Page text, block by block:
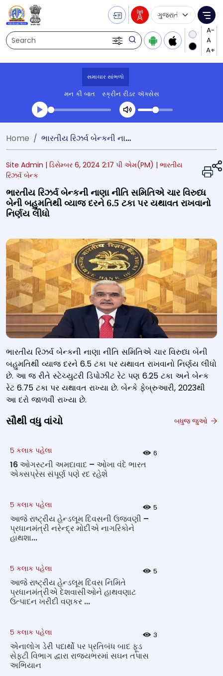
Search
Language
સમાચાર સાંભળો
મન કી બાત સ્ક્રીન રીડર ઍક્સેસ
Transcript summary
પ્લે ઓડિયો
Home ભારતીય રિઝર્વ બેન્કની નાણા નીતિ સમિતિએ ચાર વિરુધ્ધ બેની બહુમતિથી વ્યાજ દરને 6.5 ટકા પર યથાવત રાખવાનો નિર્ણય લીધો
Site Admin | ડિસેમ્બર 6, 2024 2:17 પી એમ(PM) | ભારતીય
રિઝર્વ બેન્ક
ભારતીય રિઝર્વ બેન્કની નાણા નીતિ સમિતિએ ચાર વિરુધ્ધ
બેની બહુમતિથી વ્યાજ દરને 6.5 ટકા પર યથાવત રાખવાનો
નિર્ણય લીધો
ભારતીય રિઝર્વ બેન્કની નાણા નીતિ સમિતિએ ચાર વિરુધ્ધ બેની
બહુમતિથી વ્યાજ દરને 6.5 ટકા પર યથાવત રાખવાનો નિર્ણય લીધો
છે. આ જ રીતે સ્ટેચ્યુટરી ડિપોઝીટ રેટ પણ 6.25 ટકા અને બેન્ક
રેટ 6.75 ટકા પર યથાવત રાખ્યા છે. બેન્કે ફેબ્રુઆરી, 2023થી
આ દરો જાળવી રાખ્યા છે.
સૌથી વધુ વાંચો બધુજ જુઓ
5 કલાક પહેલા 6
16 ઓગસ્ટની અમદાવાદ – ઓખા વંદે ભારત
એક્સપ્રેસ સંપૂર્ણ પણે રદ રહેશે
5 કલાક પહેલા 5
આજે રાષ્ટ્રીય હેન્ડલૂમ દિવસની ઉજવણી –
પ્રધાનમંત્રી નરેન્દ્ર મોદીએ નાગરિકોને
હાથશા...
5 કલાક પહેલા 5
આજે રાષ્ટ્રીય હેન્ડલૂમ દિવસ નિમિતે
પ્રધાનમંત્રીએ દેશવાસીઓને હાથવણાટ
ઉત્પાદન ખરીદી વણકર ...
5 કલાક પહેલા 3
એનાલોગ ડેરી પદાર્થો પર પ્રતિબંધ બાદ ફૂડ
સેફટી વિભાગ દ્વારા રાજ્યભરમાં સઘન તપાસ
અભિયાન